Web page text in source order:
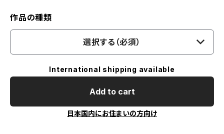
作品の種類
選択する（必須）
International shipping available
Add to cart
日本国内にお住まいの方向け